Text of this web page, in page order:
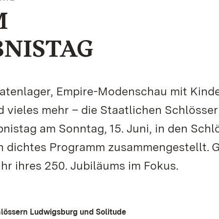
Empire-Modenschau mit
vieles mehr – die Staatlichen
am Sonntag, 15. Juni, in den
Programm zusammengestellt.
ihres 250. Jubiläums im Fokus.
Ludwigsburg und Solitude